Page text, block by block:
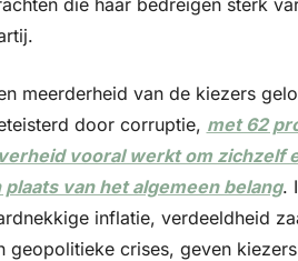
meerderheid van de kiezers
door corruptie, met 62
vooral werkt om zichzelf
plaats van het algemeen belang.
inflatie, verdeeldheid
geopolitieke crises, geven